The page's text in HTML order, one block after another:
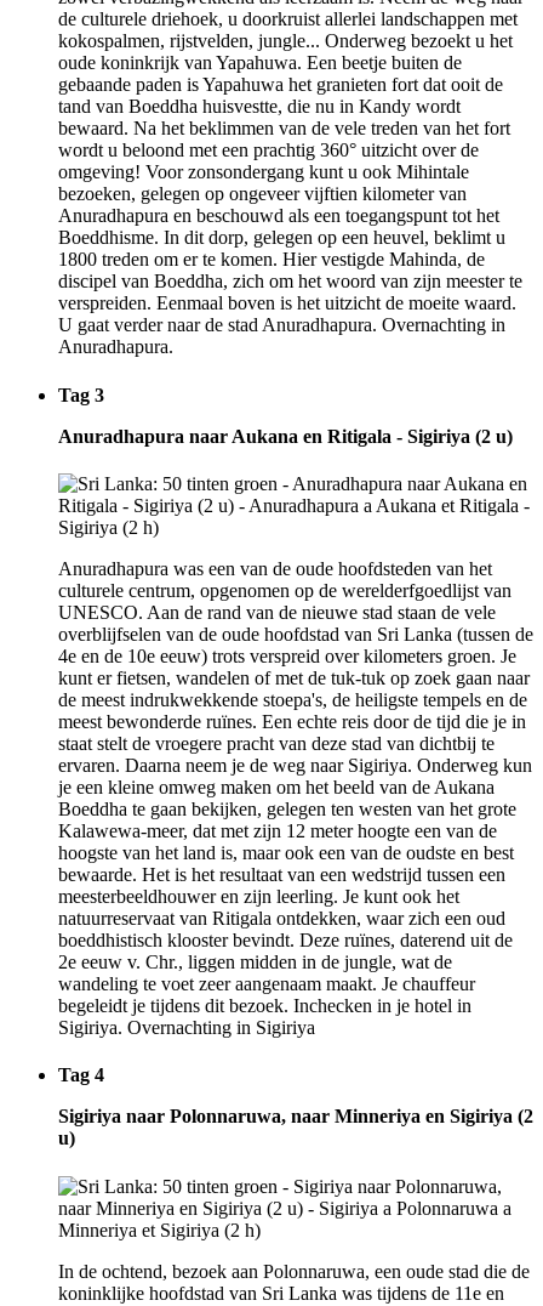
de culturele driehoek, u doorkruist allerlei landschappen met
kokospalmen, rijstvelden, jungle... Onderweg bezoekt u het
oude koninkrijk van Yapahuwa. Een beetje buiten de
gebaande paden is Yapahuwa het granieten fort dat ooit de
tand van Boeddha huisvestte, die nu in Kandy wordt
bewaard. Na het beklimmen van de vele treden van het fort
wordt u beloond met een prachtig 360° uitzicht over de
omgeving! Voor zonsondergang kunt u ook Mihintale
bezoeken, gelegen op ongeveer vijftien kilometer van
Anuradhapura en beschouwd als een toegangspunt tot het
Boeddhisme. In dit dorp, gelegen op een heuvel, beklimt u
1800 treden om er te komen. Hier vestigde Mahinda, de
discipel van Boeddha, zich om het woord van zijn meester te
verspreiden. Eenmaal boven is het uitzicht de moeite waard.
U gaat verder naar de stad Anuradhapura. Overnachting in
Anuradhapura.
Tag 3
Anuradhapura naar Aukana en Ritigala - Sigiriya (2 u)
Anuradhapura was een van de oude hoofdsteden van het
culturele centrum, opgenomen op de werelderfgoedlijst van
UNESCO. Aan de rand van de nieuwe stad staan de vele
overblijfselen van de oude hoofdstad van Sri Lanka (tussen de
4e en de 10e eeuw) trots verspreid over kilometers groen. Je
kunt er fietsen, wandelen of met de tuk-tuk op zoek gaan naar
de meest indrukwekkende stoepa's, de heiligste tempels en de
meest bewonderde ruïnes. Een echte reis door de tijd die je in
staat stelt de vroegere pracht van deze stad van dichtbij te
ervaren. Daarna neem je de weg naar Sigiriya. Onderweg kun
je een kleine omweg maken om het beeld van de Aukana
Boeddha te gaan bekijken, gelegen ten westen van het grote
Kalawewa-meer, dat met zijn 12 meter hoogte een van de
hoogste van het land is, maar ook een van de oudste en best
bewaarde. Het is het resultaat van een wedstrijd tussen een
meesterbeeldhouwer en zijn leerling. Je kunt ook het
natuurreservaat van Ritigala ontdekken, waar zich een oud
boeddhistisch klooster bevindt. Deze ruïnes, daterend uit de
2e eeuw v. Chr., liggen midden in de jungle, wat de
wandeling te voet zeer aangenaam maakt. Je chauffeur
begeleidt je tijdens dit bezoek. Inchecken in je hotel in
Sigiriya. Overnachting in Sigiriya
Tag 4
Sigiriya naar Polonnaruwa, naar Minneriya en Sigiriya (2
u)
In de ochtend, bezoek aan Polonnaruwa, een oude stad die de
koninklijke hoofdstad van Sri Lanka was tijdens de 11e en